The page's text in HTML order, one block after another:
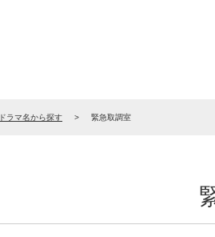
ドラマ名から探す 緊急取調室